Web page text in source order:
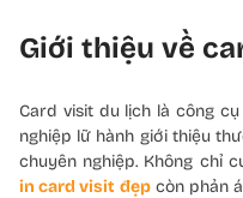
Giới thiệu về
Card visit du lịch là công
nghiệp lữ hành giới thiệu
chuyên nghiệp. Không chỉ
in card visit đẹpcòn phản